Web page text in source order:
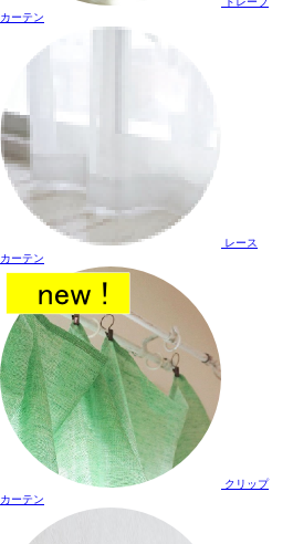
カーテン
レース
カーテン
クリップ
カーテン